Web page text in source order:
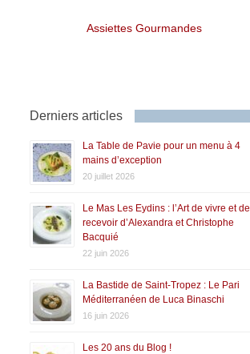
Assiettes Gourmandes
Derniers articles
La Table de Pavie pour un menu à 4
mains d’exception
20 juillet 2026
Le Mas Les Eydins : l’Art de vivre et de
recevoir d’Alexandra et Christophe
Bacquié
22 juin 2026
La Bastide de Saint-Tropez : Le Pari
Méditerranéen de Luca Binaschi
16 juin 2026
Les 20 ans du Blog !